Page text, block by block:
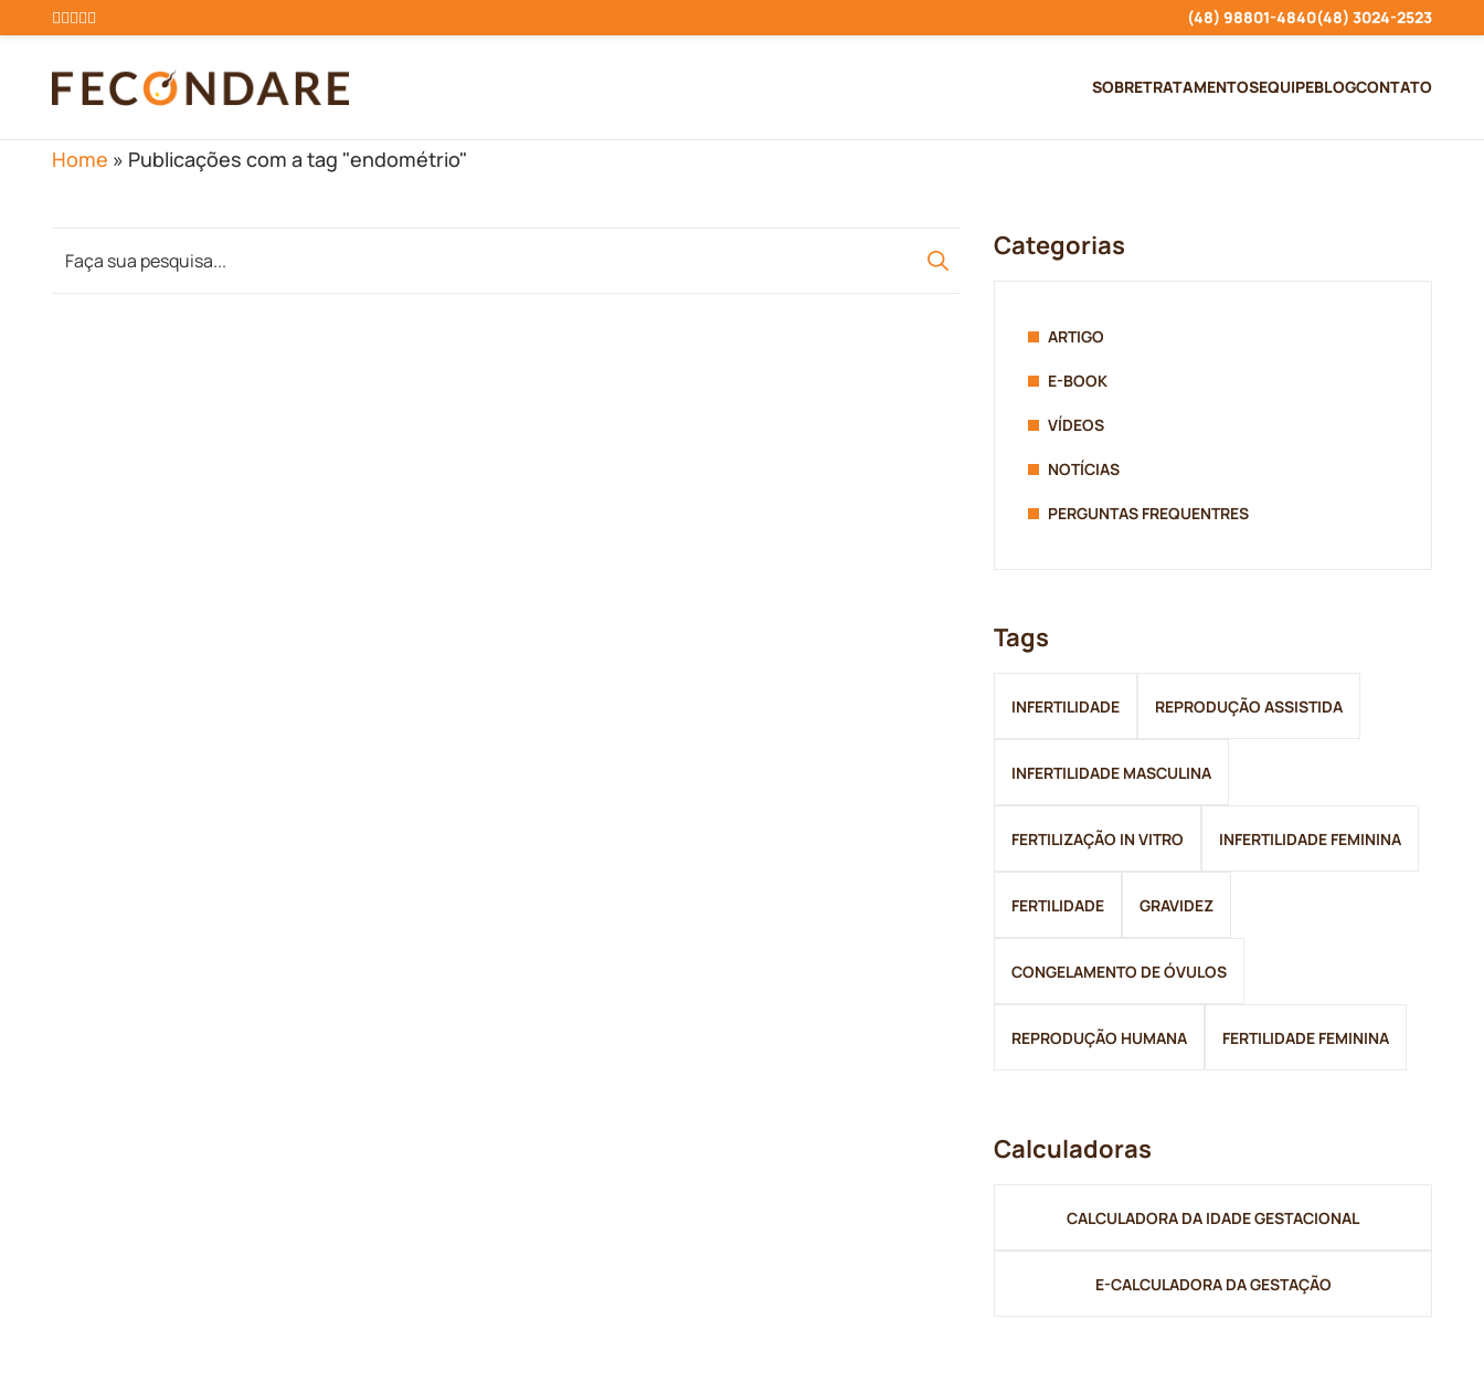
(48) 98801-4840(48) 3024-2523
SOBRETRATAMENTOSEQUIPEBLOGCONTATO
Home » Publicações com a tag "endométrio"
Categorias
ARTIGO
E-BOOK
VÍDEOS
NOTÍCIAS
PERGUNTAS FREQUENTRES
Tags
INFERTILIDADE REPRODUÇÃO ASSISTIDA
INFERTILIDADE MASCULINA
FERTILIZAÇÃO IN VITRO INFERTILIDADE FEMININA
FERTILIDADE GRAVIDEZ
CONGELAMENTO DE ÓVULOS
REPRODUÇÃO HUMANA FERTILIDADE FEMININA
Calculadoras
CALCULADORA DA IDADE GESTACIONAL
E-CALCULADORA DA GESTAÇÃO